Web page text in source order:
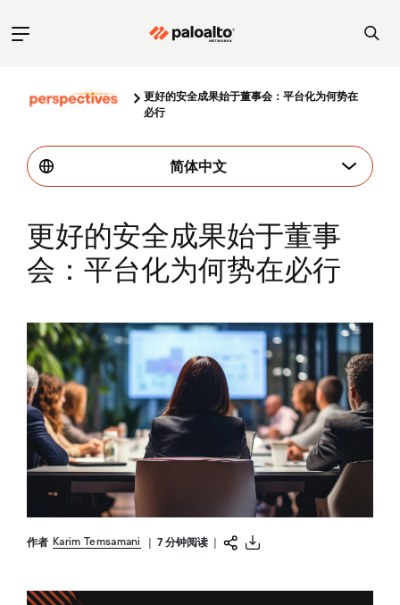
更好的安全成果始于董事会：平台化为何势在
必行
简体中文
更好的安全成果始于董事
会：平台化为何势在必行
作者 Karim Temsamani 7 分钟阅读|